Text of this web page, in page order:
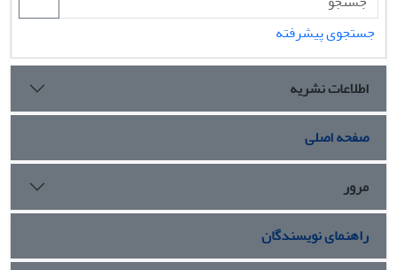
جستجوی پیشرفته
اطلاعات نشریه
صفحه اصلی
مرور
راهنمای نویسندگان